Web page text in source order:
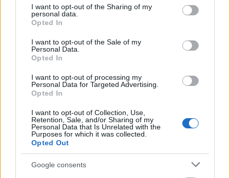
not limited to your visit or usage behaviour. You may click to
grant or deny consent to Google and its third-party tags to
use your data for below specified purposes in below Google
consent section.
I want to opt-out of the Sharing of my
personal data.
Opted In
I want to opt-out of the Sale of my
Personal Data.
Opted In
I want to opt-out of processing my
Personal Data for Targeted Advertising.
Opted In
I want to opt-out of Collection, Use,
Retention, Sale, and/or Sharing of my
Personal Data that Is Unrelated with the
Purposes for which it was collected.
Opted Out
Google consents
Nå har han økt O2-opptaket fra 71 til 81.5. Foto: Marius
Advarer mot blåkopiering
Tidligere landslagstrener Geir Endre Rogn
kjørt denne sesongen, og er ikke overrasket over
24-åringens framgang.
Den erfarne treneren, som nå driver
treningsveiledning gjennom sitt eget foretak,
advarer imidlertid mot å blåkopiere opplegget til
Fjorden Ree med enorme treningsmengder og